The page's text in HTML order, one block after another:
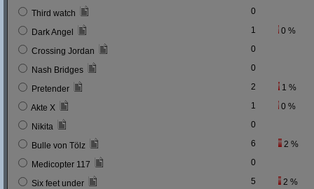
Third watch 0
Dark Angel 1 0 %
Crossing Jordan 0
Nash Bridges 0
Pretender 2 1 %
Akte X 1 0 %
Nikita 0
Bulle von Tölz 6 2 %
Medicopter 117 0
Six feet under 5 2 %